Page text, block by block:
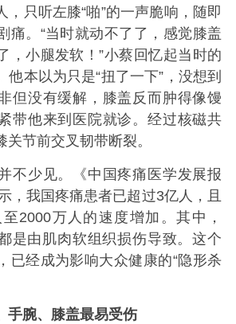
，只听左膝“啪”的一声脆响，随即
痛。“当时就动不了了，感觉膝盖
，小腿发软！”小蔡回忆起当时的
他本以为只是“扭了一下”，没想到
但没有缓解，膝盖反而肿得像馒
带他来到医院就诊。经过核磁共
节前交叉韧带断裂。
少见。《中国疼痛医学发展报
，我国疼痛患者已超过3亿人，且
2000万人的速度增加。其中，
是由肌肉软组织损伤导致。这个
已经成为影响大众健康的“隐形杀
腕、膝盖最易受伤